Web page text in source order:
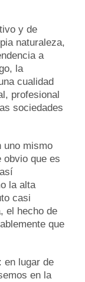
y de
naturaleza,
a
la
cualidad
profesional
sociedades
uno mismo
obvio que es
la alta
casi
el hecho de
que
en lugar de
en la